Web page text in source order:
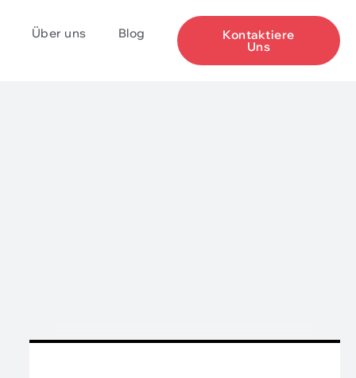
Über uns Blog Kontaktiere
Uns